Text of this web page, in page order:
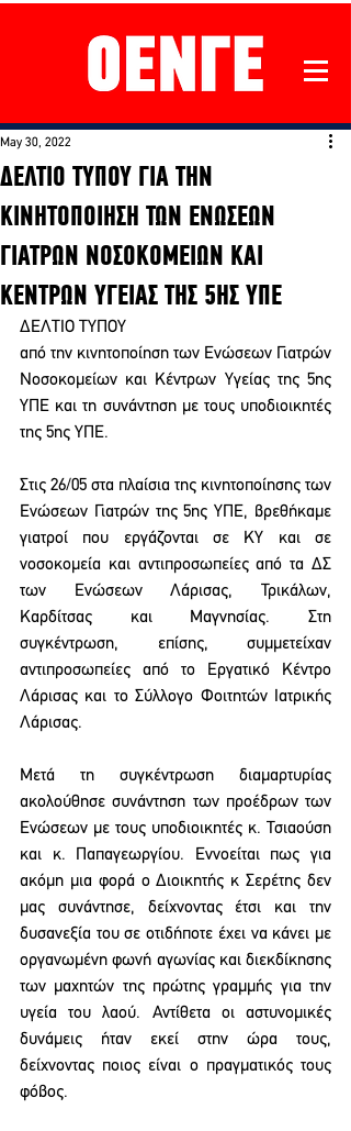
ΔΕΛΤΙΟ ΤΥΠΟΥ ΓΙΑ ΤΗΝ
ΚΙΝΗΤΟΠΟΙΗΣΗ ΤΩΝ ΕΝΩΣΕΩΝ
ΓΙΑΤΡΩΝ ΝΟΣΟΚΟΜΕΙΩΝ ΚΑΙ
ΚΕΝΤΡΩΝ ΥΓΕΙΑΣ ΤΗΣ 5ΗΣ ΥΠΕ
May 30, 2022
ΔΕΛΤΙΟ ΤΥΠΟΥ
από την κινητοποίηση των Ενώσεων Γιατρών
Νοσοκομείων και Κέντρων Υγείας της 5ης
ΥΠΕ και τη συνάντηση με τους υποδιοικητές
της 5ης ΥΠΕ.
Στις 26/05 στα πλαίσια της κινητοποίησης των
Ενώσεων Γιατρών της 5ης ΥΠΕ, βρεθήκαμε
γιατροί που εργάζονται σε ΚΥ και σε
νοσοκομεία και αντιπροσωπείες από τα ΔΣ
των Ενώσεων Λάρισας, Τρικάλων,
Καρδίτσας και Μαγνησίας. Στη
συγκέντρωση, επίσης, συμμετείχαν
αντιπροσωπείες από το Εργατικό Κέντρο
Λάρισας και το Σύλλογο Φοιτητών Ιατρικής
Λάρισας.
Μετά τη συγκέντρωση διαμαρτυρίας
ακολούθησε συνάντηση των προέδρων των
Ενώσεων με τους υποδιοικητές κ. Τσιαούση
και κ. Παπαγεωργίου. Εννοείται πως για
ακόμη μια φορά ο Διοικητής κ Σερέτης δεν
μας συνάντησε, δείχνοντας έτσι και την
δυσανεξία του σε οτιδήποτε έχει να κάνει με
οργανωμένη φωνή αγωνίας και διεκδίκησης
των μαχητών της πρώτης γραμμής για την
υγεία του λαού. Αντίθετα οι αστυνομικές
δυνάμεις ήταν εκεί στην ώρα τους,
δείχνοντας ποιος είναι ο πραγματικός τους
φόβος.